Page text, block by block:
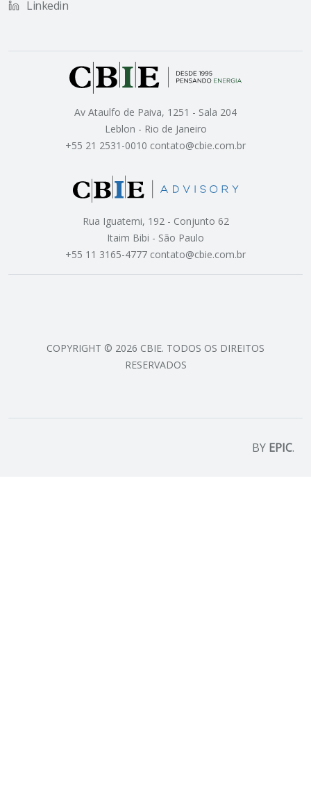
Linkedin
Av Ataulfo de Paiva, 1251 - Sala 204
Leblon - Rio de Janeiro
+55 21 2531-0010 contato@cbie.com.br
Rua Iguatemi, 192 - Conjunto 62
Itaim Bibi - São Paulo
+55 11 3165-4777 contato@cbie.com.br
COPYRIGHT © 2026 CBIE. TODOS OS DIREITOS
RESERVADOS
BY EPIC.